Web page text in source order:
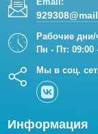
Помощь с
водоснабжения,
сантехники,
закупке
Рабочие
Пн - Пт:
Мы в соц.
Информация